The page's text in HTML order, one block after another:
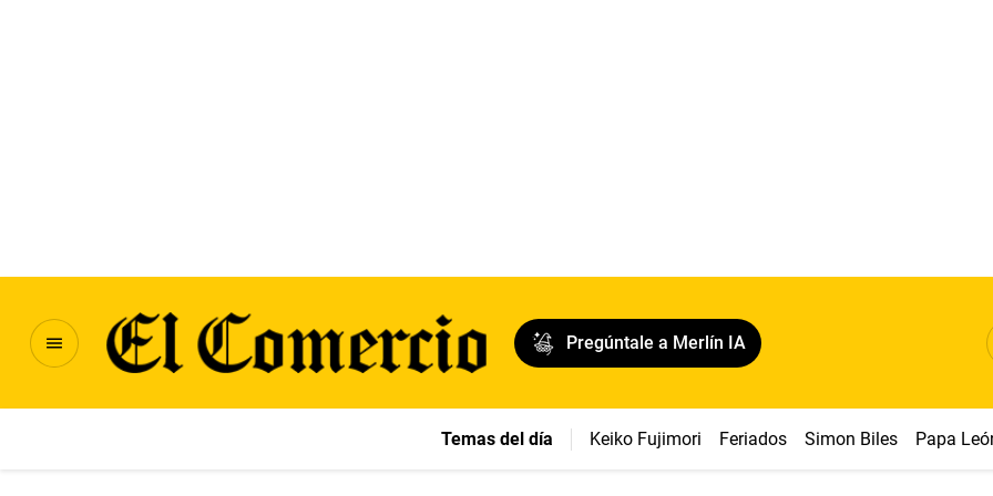
Pregúntale a Merlín IA
Temas del día Keiko Fujimori Feriados Simon Biles Papa